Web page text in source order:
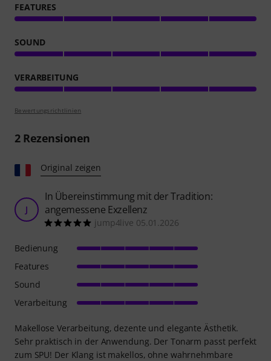
FEATURES
SOUND
VERARBEITUNG
Bewertungsrichtlinien
2Rezensionen
Original zeigen
J
In Übereinstimmung mit der Tradition:
angemessene Exzellenz
jump4live 05.01.2026
Makellose Verarbeitung, dezente und elegante Ästhetik.
Sehr praktisch in der Anwendung. Der Tonarm passt perfekt
zum SPU! Der Klang ist makellos, ohne wahrnehmbare
Bedienung
Features
Sound
Verarbeitung